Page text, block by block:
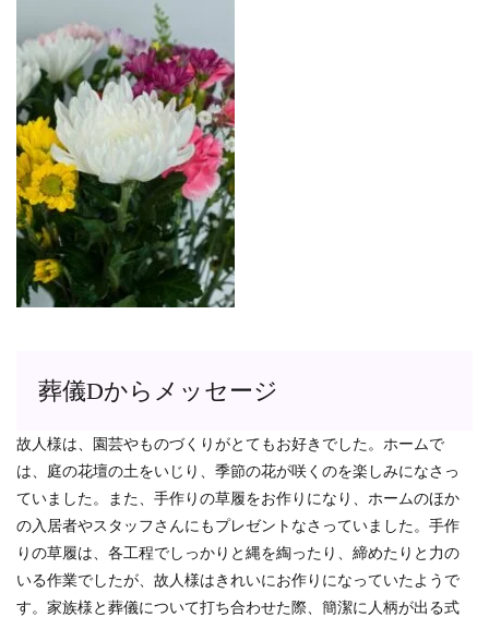
葬儀Dからメッセージ
故人様は、園芸やものづくりがとてもお好きでした。ホームで
は、庭の花壇の土をいじり、季節の花が咲くのを楽しみになさっ
ていました。また、手作りの草履をお作りになり、ホームのほか
の入居者やスタッフさんにもプレゼントなさっていました。手作
りの草履は、各工程でしっかりと縄を綯ったり、締めたりと力の
いる作業でしたが、故人様はきれいにお作りになっていたようで
す。家族様と葬儀について打ち合わせた際、簡潔に人柄が出る式